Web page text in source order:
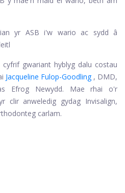
yr ASB i'w wario ac sydd â
gwariant hyblyg dalu costau
Jacqueline Fulop-Goodling , DMD,
Efrog Newydd. Mae rhai o'r
clir anweledig gydag Invisalign,
carlam.